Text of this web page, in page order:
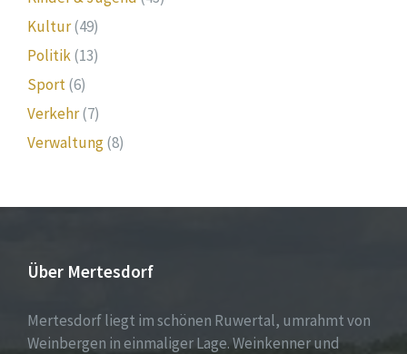
Kultur(49)
Politik(13)
Sport(6)
Verkehr(7)
Verwaltung(8)
Über Mertesdorf
Mertesdorf liegt im schönen Ruwertal, umrahmt von
Weinbergen in einmaliger Lage. Weinkenner und